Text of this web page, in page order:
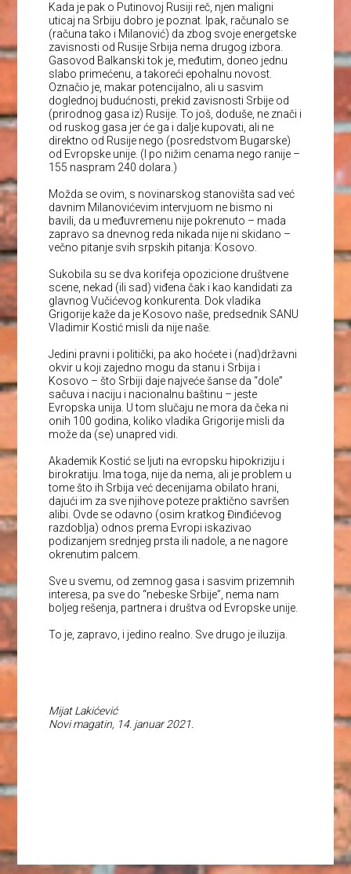
Kada je pak o Putinovoj Rusiji reč, njen maligni
uticaj na Srbiju dobro je poznat. Ipak, računalo se
(računa tako i Milanović) da zbog svoje energetske
zavisnosti od Rusije Srbija nema drugog izbora.
Gasovod Balkanski tok je, međutim, doneo jednu
slabo primećenu, a takoreći epohalnu novost.
Označio je, makar potencijalno, ali u sasvim
doglednoj budućnosti, prekid zavisnosti Srbije od
(prirodnog gasa iz) Rusije. To još, doduše, ne znači i
od ruskog gasa jer će ga i dalje kupovati, ali ne
direktno od Rusije nego (posredstvom Bugarske)
od Evropske unije. (I po nižim cenama nego ranije –
155 naspram 240 dolara.)
Možda se ovim, s novinarskog stanovišta sad već
davnim Milanovićevim intervjuom ne bismo ni
bavili, da u međuvremenu nije pokrenuto – mada
zapravo sa dnevnog reda nikada nije ni skidano –
večno pitanje svih srpskih pitanja: Kosovo.
Sukobila su se dva korifeja opozicione društvene
scene, nekad (ili sad) viđena čak i kao kandidati za
glavnog Vučićevog konkurenta. Dok vladika
Grigorije kaže da je Kosovo naše, predsednik SANU
Vladimir Kostić misli da nije naše.
Jedini pravni i politički, pa ako hoćete i (nad)državni
okvir u koji zajedno mogu da stanu i Srbija i
Kosovo – što Srbiji daje najveće šanse da “dole”
sačuva i naciju i nacionalnu baštinu – jeste
Evropska unija. U tom slučaju ne mora da čeka ni
onih 100 godina, koliko vladika Grigorije misli da
može da (se) unapred vidi.
Akademik Kostić se ljuti na evropsku hipokriziju i
birokratiju. Ima toga, nije da nema, ali je problem u
tome što ih Srbija već decenijama obilato hrani,
dajući im za sve njihove poteze praktično savršen
alibi. Ovde se odavno (osim kratkog Đinđićevog
razdoblja) odnos prema Evropi iskazivao
podizanjem srednjeg prsta ili nadole, a ne nagore
okrenutim palcem.
Sve u svemu, od zemnog gasa i sasvim prizemnih
interesa, pa sve do “nebeske Srbije”, nema nam
boljeg rešenja, partnera i društva od Evropske unije.
To je, zapravo, i jedino realno. Sve drugo je iluzija.
Mijat Lakićević
Novi magatin, 14. januar 2021.